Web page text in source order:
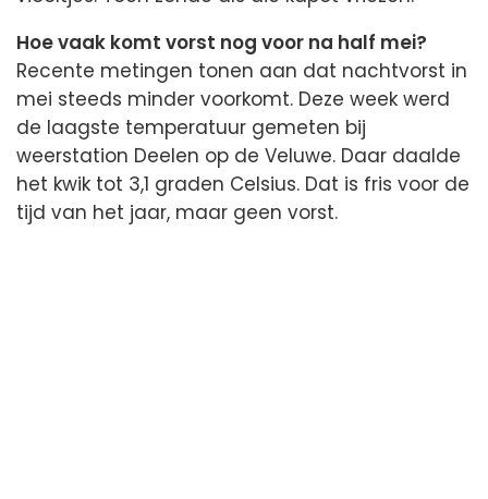
Hoe vaak komt vorst nog voor na half mei?
Recente metingen tonen aan dat nachtvorst in
mei steeds minder voorkomt. Deze week werd
de laagste temperatuur gemeten bij
weerstation Deelen op de Veluwe. Daar daalde
het kwik tot 3,1 graden Celsius. Dat is fris voor de
tijd van het jaar, maar geen vorst.